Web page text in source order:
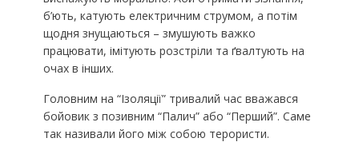
б’ють, катують електричним струмом, а потім
щодня знущаються – змушують важко
працювати, імітують розстріли та ґвалтують на
очах в інших.
Головним на “Ізоляції” тривалий час вважався
бойовик з позивним “Палич” або “Перший”. Саме
так називали його між собою терористи.